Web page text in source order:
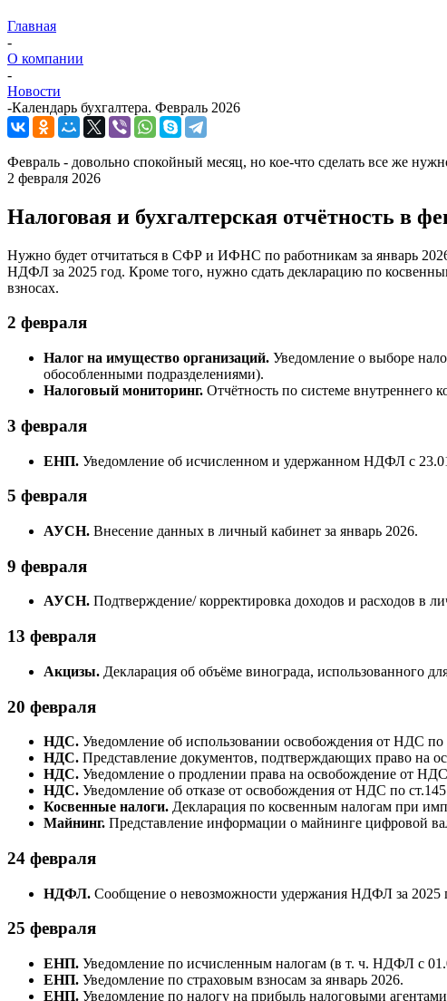
Главная
-
О компании
-
Новости
-Календарь бухгалтера. Февраль 2026
Февраль - довольно спокойный месяц, но кое-что сделать все же
2 февраля 2026
Налоговая и бухгалтерская отчётность в
Нужно будет отчитаться в СФР и ИФНС по работникам за январь
НДФЛ за 2025 год. Кроме того, нужно сдать декларацию по
взносах.
2 февраля
Налог на имущество организаций. Уведомление о выборе
обособленными подразделениями).
Налоговый мониторинг. Отчётность по системе внутреннего
3 февраля
ЕНП. Уведомление об исчисленном и удержанном НДФЛ с
5 февраля
АУСН. Внесение данных в личный кабинет за январь 2026.
9 февраля
АУСН. Подтверждение/ корректировка доходов и расходов в
13 февраля
Акцизы. Декларация об объёме винограда, использованного
20 февраля
НДС. Уведомление об использовании освобождения от НДС
НДС. Представление документов, подтверждающих право на
НДС. Уведомление о продлении права на освобождение от
НДС. Уведомление об отказе от освобождения от НДС по
Косвенные налоги. Декларация по косвенным налогам при
Майнинг. Представление информации о майнинге цифровой
24 февраля
НДФЛ. Сообщение о невозможности удержания НДФЛ за
25 февраля
ЕНП. Уведомление по исчисленным налогам (в т. ч. НДФЛ с
ЕНП. Уведомление по страховым взносам за январь 2026.
ЕНП. Уведомление по налогу на прибыль налоговыми агентами